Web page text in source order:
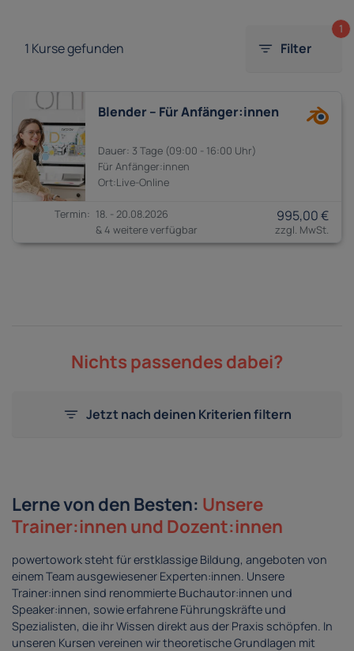
1 Kurse gefunden Filter
1
Blender – Für Anfänger:innen
3 Tage 09:00 - 16:00
Anfänger:innen
18. - 20.08.2026
& 4 weitere verfügbar
995,00 €
Nichts passendes dabei?
Jetzt nach deinen Kriterien filtern
Lerne von den Besten: Unsere
Trainer:innen und Dozent:innen
powertowork steht für erstklassige Bildung, angeboten von
einem Team ausgewiesener Experten:innen. Unsere
Trainer:innen sind renommierte Buchautor:innen und
Speaker:innen, sowie erfahrene Führungskräfte und
Spezialisten, die ihr Wissen direkt aus der Praxis schöpfen. In
unseren Kursen vereinen wir theoretische Grundlagen mit